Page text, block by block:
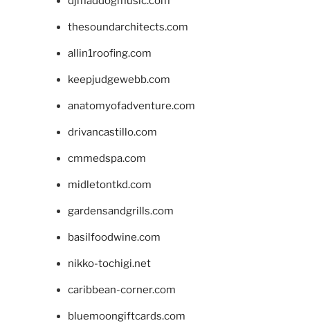
thesoundarchitects.com
allin1roofing.com
keepjudgewebb.com
anatomyofadventure.com
drivancastillo.com
cmmedspa.com
midletontkd.com
gardensandgrills.com
basilfoodwine.com
nikko-tochigi.net
caribbean-corner.com
bluemoongiftcards.com